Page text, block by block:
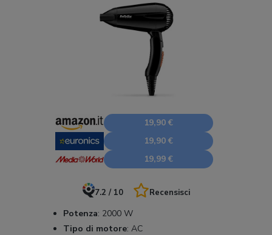
19,90 €
19,90 €
19,99 €
7.2 / 10 Recensisci
Potenza: 2000 W
Tipo di motore: AC